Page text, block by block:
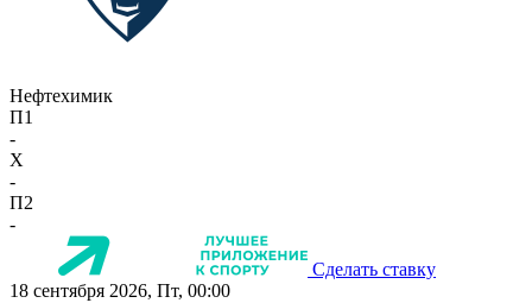
Нефтехимик
П1
-
X
-
П2
-
Сделать ставку
18 сентября 2026, Пт, 00:00